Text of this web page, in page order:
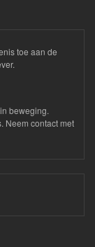
toe aan de
beweging.
Neem contact met